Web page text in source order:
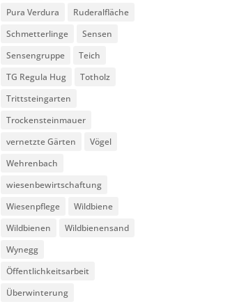
Pura Verdura
Ruderalfläche
Schmetterlinge
Sensen
Sensengruppe
Teich
TG Regula Hug
Totholz
Trittsteingarten
Trockensteinmauer
vernetzte Gärten
Vögel
Wehrenbach
wiesenbewirtschaftung
Wiesenpflege
Wildbiene
Wildbienen
Wildbienensand
Wynegg
Öffentlichkeitsarbeit
Überwinterung